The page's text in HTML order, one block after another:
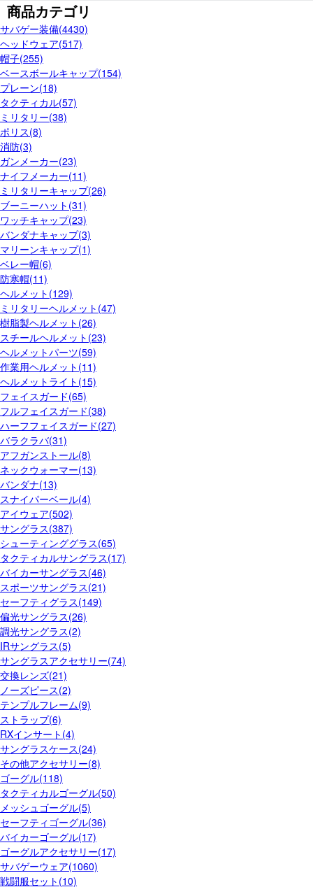
商品カテゴリ
サバゲー装備(4430)
ヘッドウェア(517)
帽子(255)
ベースボールキャップ(154)
プレーン(18)
タクティカル(57)
ミリタリー(38)
ポリス(8)
消防(3)
ガンメーカー(23)
ナイフメーカー(11)
ミリタリーキャップ(26)
ブーニーハット(31)
ワッチキャップ(23)
バンダナキャップ(3)
マリーンキャップ(1)
ベレー帽(6)
防寒帽(11)
ヘルメット(129)
ミリタリーヘルメット(47)
樹脂製ヘルメット(26)
スチールヘルメット(23)
ヘルメットパーツ(59)
作業用ヘルメット(11)
ヘルメットライト(15)
フェイスガード(65)
フルフェイスガード(38)
ハーフフェイスガード(27)
バラクラバ(31)
アフガンストール(8)
ネックウォーマー(13)
バンダナ(13)
スナイパーベール(4)
アイウェア(502)
サングラス(387)
シューティンググラス(65)
タクティカルサングラス(17)
バイカーサングラス(46)
スポーツサングラス(21)
セーフティグラス(149)
偏光サングラス(26)
調光サングラス(2)
IRサングラス(5)
サングラスアクセサリー(74)
交換レンズ(21)
ノーズピース(2)
テンプルフレーム(9)
ストラップ(6)
RXインサート(4)
サングラスケース(24)
その他アクセサリー(8)
ゴーグル(118)
タクティカルゴーグル(50)
メッシュゴーグル(5)
セーフティゴーグル(36)
バイカーゴーグル(17)
ゴーグルアクセサリー(17)
サバゲーウェア(1060)
戦闘服セット(10)